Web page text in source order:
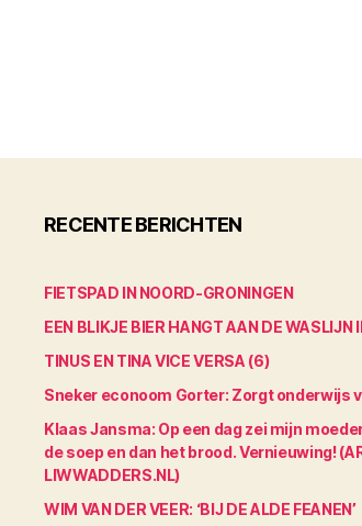
RECENTE BERICHTEN
FIETSPAD IN NOORD-GRONINGEN
EEN BLIKJE BIER HANGT AAN DE WASLIJN
TINUS EN TINA VICE VERSA (6)
Sneker econoom Gorter: Zorgt onderwijs
Klaas Jansma: Op een dag zei mijn
de soep en dan het brood. Vernieuwing!
LIWWADDERS.NL)
WIM VAN DER VEER: ‘BIJ DE ALDE FEANEN’